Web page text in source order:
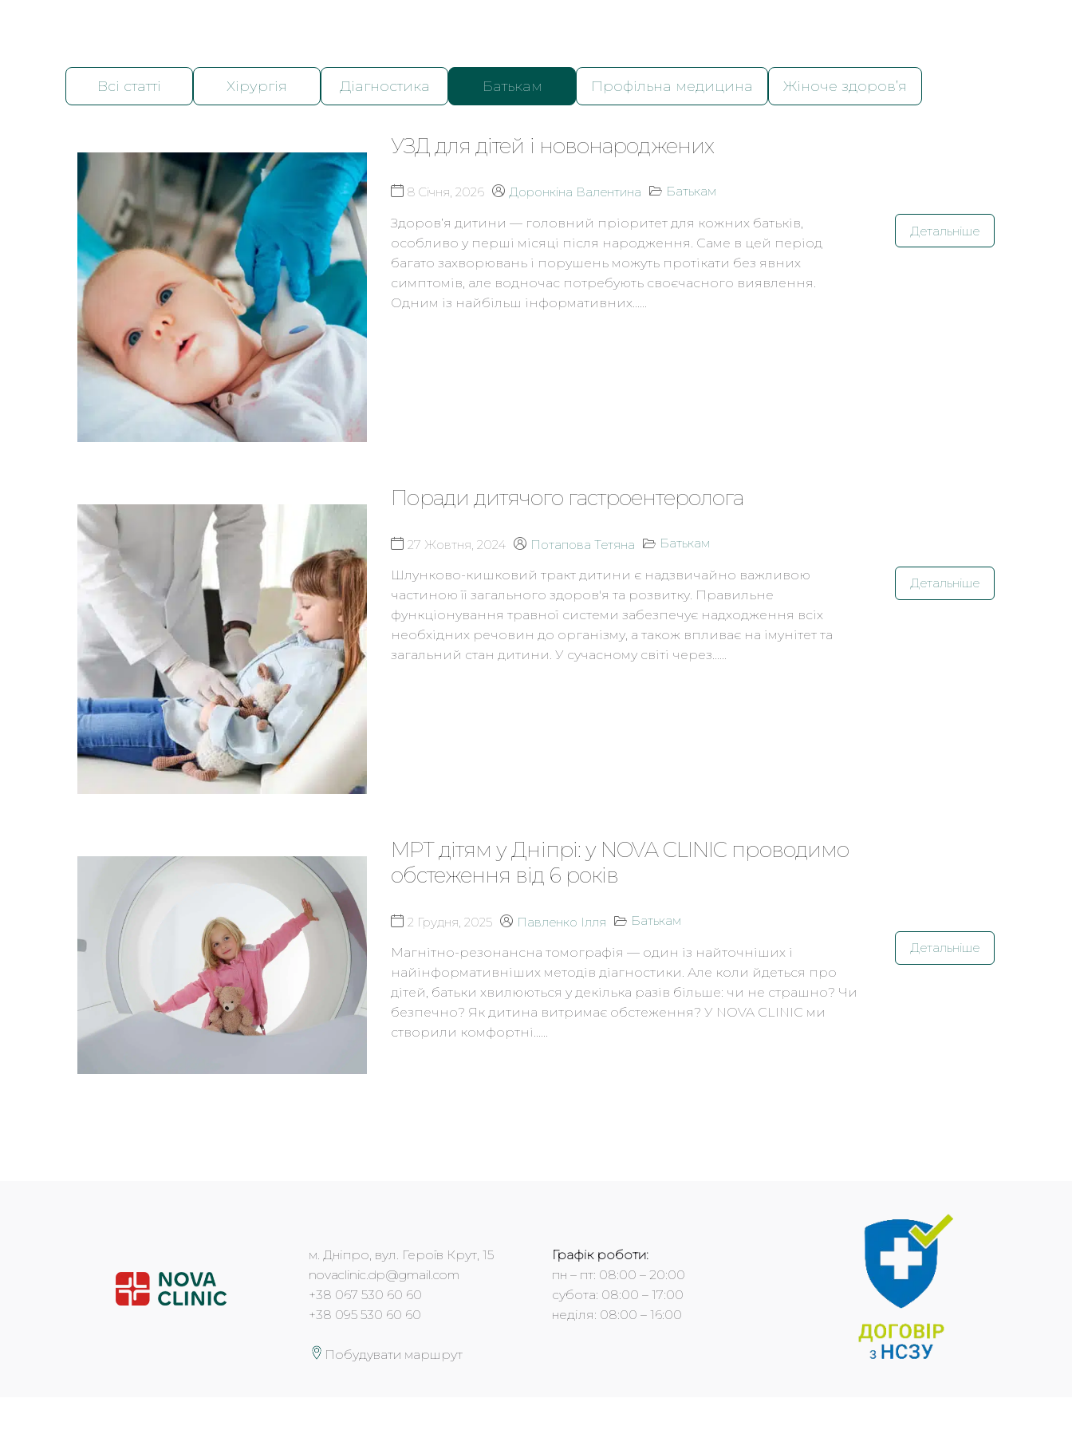
Всі статті Хірургія Діагностика Батькам Профільна медицина Жіноче здоров’я
УЗД для дітей і новонароджених
8 Січня, 2026 Доронкіна Валентина Батькам
Здоров’я дитини — головний пріоритет для кожних батьків,
особливо у перші місяці після народження. Саме в цей період
багато захворювань і порушень можуть протікати без явних
симптомів, але водночас потребують своєчасного виявлення.
Одним із найбільш інформативних…...
Детальніше
Поради дитячого гастроентеролога
27 Жовтня, 2024 Потапова Тетяна Батькам
Шлунково-кишковий тракт дитини є надзвичайно важливою
частиною її загального здоров'я та розвитку. Правильне
функціонування травної системи забезпечує надходження всіх
необхідних речовин до організму, а також впливає на імунітет та
загальний стан дитини. У сучасному світі через…...
Детальніше
МРТ дітям у Дніпрі: у NOVA CLINIC проводимо
обстеження від 6 років
2 Грудня, 2025 Павленко Ілля Батькам
Магнітно-резонансна томографія — один із найточніших і
найінформативніших методів діагностики. Але коли йдеться про
дітей, батьки хвилюються у декілька разів більше: чи не страшно? Чи
безпечно? Як дитина витримає обстеження? У NOVA CLINIC ми
створили комфортні…...
Детальніше
м. Дніпро, вул. Героїв Крут, 15
novaclinic.dp@gmail.com
+38 067 530 60 60
+38 095 530 60 60
Побудувати маршрут
Графік роботи:
пн – пт: 08:00 – 20:00
субота: 08:00 – 17:00
неділя: 08:00 – 16:00